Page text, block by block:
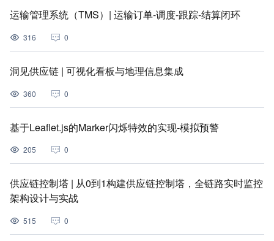
运输管理系统（TMS）| 运输订单-调度-跟踪-结算闭环
316 0
洞见供应链 | 可视化看板与地理信息集成
360 0
基于Leaflet.js的Marker闪烁特效的实现-模拟预警
205 0
供应链控制塔 | 从0到1构建供应链控制塔，全链路实时监控
架构设计与实战
515 0